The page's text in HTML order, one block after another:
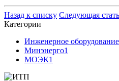
Назад к списку Следующая
Категории
Инженерное оборудование
Минэнерго1
МОЭК1